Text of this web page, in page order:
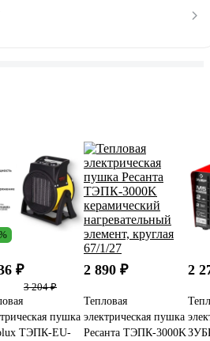
₽
3 204 ₽
пушка
ТЭПК-EU-
2 890 ₽
Тепловая
электрическая пушка
Ресанта ТЭПК-3000K
2